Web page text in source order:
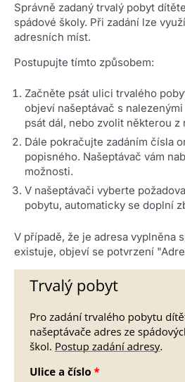
Správně zadaný trvalý pobyt
spádové školy. Při zadání lze
adresních míst.
Postupujte tímto způsobem:
Začněte psát ulici trvalého
objeví našeptávač s
psát dál, nebo zvolit některou z
Dále pokračujte zadáním čísla
popisného. Našeptávač vám
možnosti.
V našeptávači vyberte
pobytu, automaticky se doplní
V případě, že je adresa vyplněna
existuje, objeví se potvrzení "